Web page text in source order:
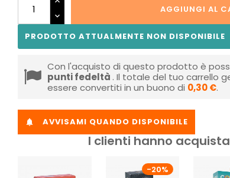
AGGIUNGI AL
PRODOTTO ATTUALMENTE NON DISPONIBILE
Con l'acquisto di questo prodotto è
punti fedeltà . Il totale del tuo carrello
essere convertiti in un buono di 0,30 €.
 AVVISAMI QUANDO DISPONIBILE
I clienti hanno
-20%